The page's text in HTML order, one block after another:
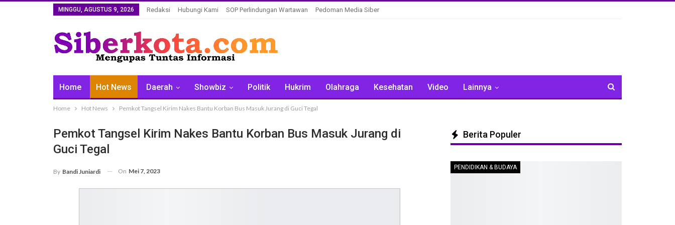
MINGGU, AGUSTUS 9, 2026 Redaksi Hubungi Kami SOP Perlindungan Wartawan Pedoman Media Siber
Home Hot News Daerah Showbiz Politik Hukrim Olahraga Kesehatan Video Lainnya
Home Hot News Pemkot Tangsel Kirim Nakes Bantu Korban Bus Masuk Jurang di Guci Tegal
Pemkot Tangsel Kirim Nakes Bantu Korban Bus Masuk Jurang di
Guci Tegal
By Bandi Juniardi On Mei 7, 2023
Berita Populer
PENDIDIKAN & BUDAYA